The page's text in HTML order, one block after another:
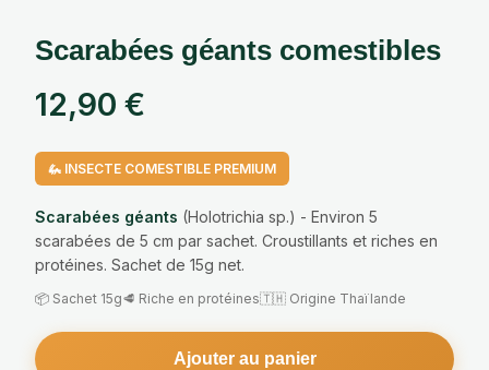
Scarabées géants comestibles
12,90 €
🦗 INSECTE COMESTIBLE PREMIUM
Scarabées géants (Holotrichia sp.) - Environ 5
scarabées de 5 cm par sachet. Croustillants et riches en
protéines. Sachet de 15g net.
📦 Sachet 15g🥩 Riche en protéines🇹🇭 Origine Thaïlande
Ajouter au panier